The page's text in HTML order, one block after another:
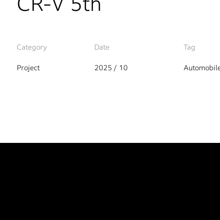
Category
Project
Date
2025 / 10
Tag